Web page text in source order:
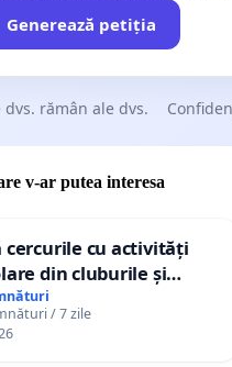
Generează petiția
dvs. rămân ale dvs.
v-ar putea interesa
cercurile cu activități
din cluburile și
/ 7 zile